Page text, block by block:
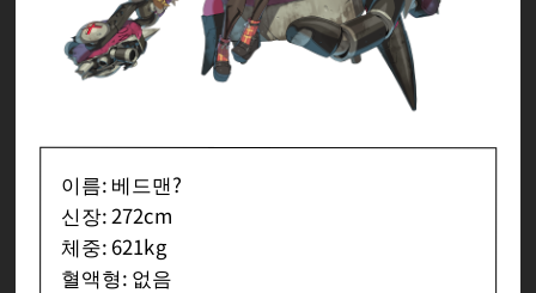
이름: 베드맨?
신장: 272cm
체중: 621kg
혈액형: 없음